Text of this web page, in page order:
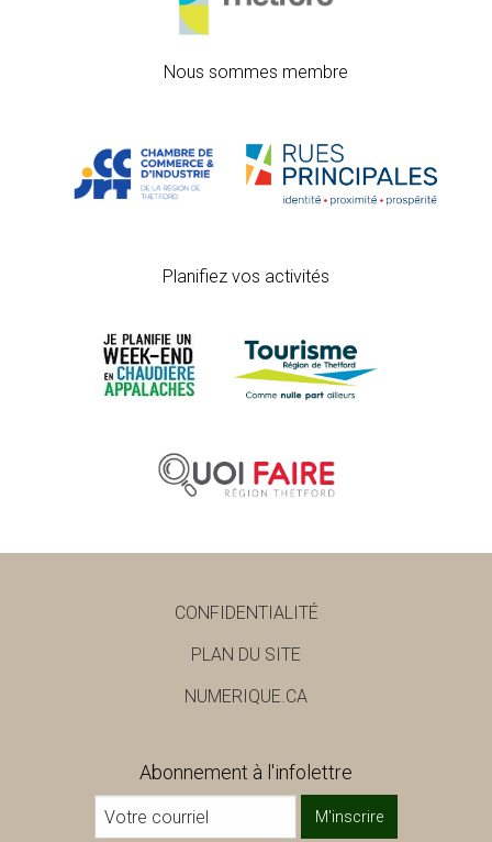
Nous sommes membre
Planifiez vos activités
CONFIDENTIALITÉ
PLAN DU SITE
NUMERIQUE.CA
Abonnement à l'infolettre